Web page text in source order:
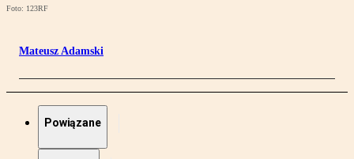
Foto: 123RF
Mateusz Adamski
Powiązane